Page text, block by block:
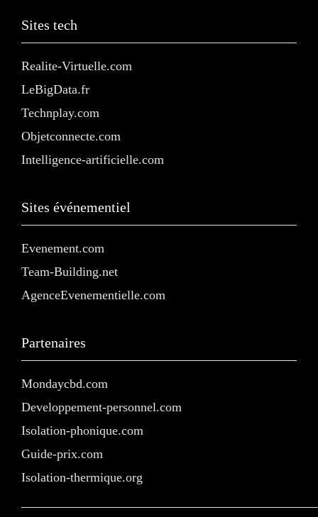
Sites tech
Realite-Virtuelle.com
LeBigData.fr
Technplay.com
Objetconnecte.com
Intelligence-artificielle.com
Sites événementiel
Evenement.com
Team-Building.net
AgenceEvenementielle.com
Partenaires
Mondaycbd.com
Developpement-personnel.com
Isolation-phonique.com
Guide-prix.com
Isolation-thermique.org